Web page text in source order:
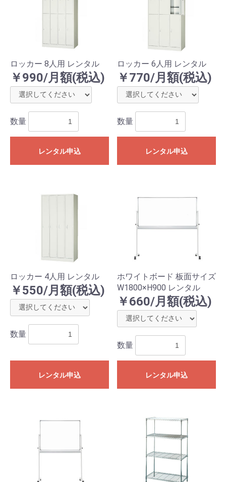
ロッカー 8人用 レンタル
￥990/月額(税込)
数量
レンタル申込
ロッカー 6人用 レンタル
￥770/月額(税込)
数量
レンタル申込
ロッカー 4人用 レンタル
￥550/月額(税込)
数量
レンタル申込
ホワイトボード 板面サイズ
W1800×H900 レンタル
￥660/月額(税込)
数量
レンタル申込